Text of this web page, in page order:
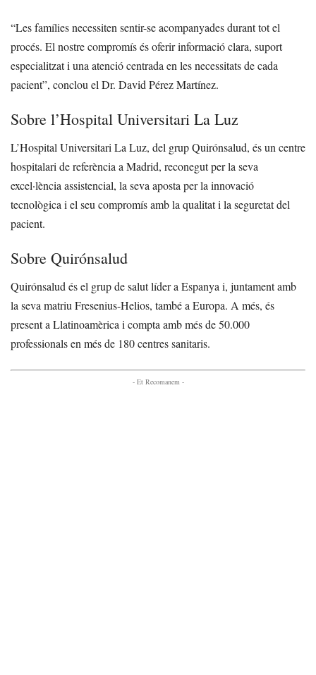
“Les famílies necessiten sentir-se acompanyades durant tot el
procés. El nostre compromís és oferir informació clara, suport
especialitzat i una atenció centrada en les necessitats de cada
pacient”, conclou el Dr. David Pérez Martínez.
Sobre l’Hospital Universitari La Luz
L’Hospital Universitari La Luz, del grup Quirónsalud, és un centre
hospitalari de referència a Madrid, reconegut per la seva
excel·lència assistencial, la seva aposta per la innovació
tecnològica i el seu compromís amb la qualitat i la seguretat del
pacient.
Sobre Quirónsalud
Quirónsalud és el grup de salut líder a Espanya i, juntament amb
la seva matriu Fresenius-Helios, també a Europa. A més, és
present a Llatinoamèrica i compta amb més de 50.000
professionals en més de 180 centres sanitaris.
- Et Recomanem -